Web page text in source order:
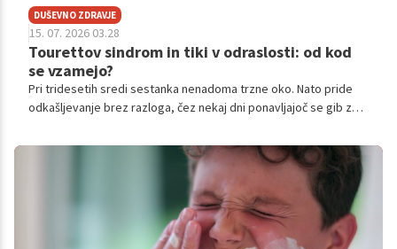
DUŠEVNO ZDRAVJE
15. 07. 2026 03.28
Tourettov sindrom in tiki v odraslosti: od kod
se vzamejo?
Pri tridesetih sredi sestanka nenadoma trzne oko. Nato pride
odkašljevanje brez razloga, čez nekaj dni ponavljajoč se gib z